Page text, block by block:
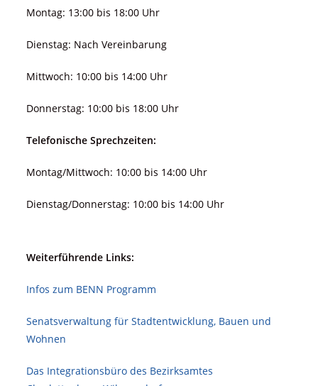
Montag: 13:00 bis 18:00 Uhr
Dienstag: Nach Vereinbarung
Mittwoch: 10:00 bis 14:00 Uhr
Donnerstag: 10:00 bis 18:00 Uhr
Telefonische Sprechzeiten:
Montag/Mittwoch: 10:00 bis 14:00 Uhr
Dienstag/Donnerstag: 10:00 bis 14:00 Uhr
Weiterführende Links:
Infos zum BENN Programm
Senatsverwaltung für Stadt­ent­wicklung, Bauen und
Wohnen
Das Integrationsbüro des Bezirksamtes